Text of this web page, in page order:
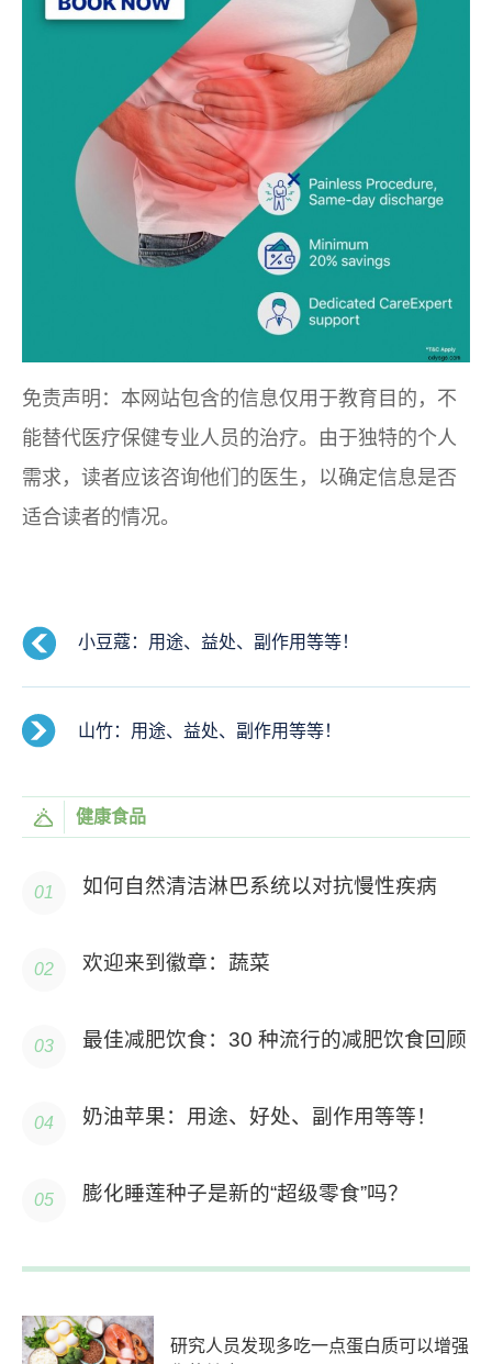
免责声明：本网站包含的信息仅用于教育目的，不
能替代医疗保健专业人员的治疗。由于独特的个人
需求，读者应该咨询他们的医生，以确定信息是否
适合读者的情况。
小豆蔻：用途、益处、副作用等等！
山竹：用途、益处、副作用等等！
健康食品
如何自然清洁淋巴系统以对抗慢性疾病
欢迎来到徽章：蔬菜
最佳减肥饮食：30 种流行的减肥饮食回顾
奶油苹果：用途、好处、副作用等等！
膨化睡莲种子是新的“超级零食”吗？
研究人员发现多吃一点蛋白质可以增强